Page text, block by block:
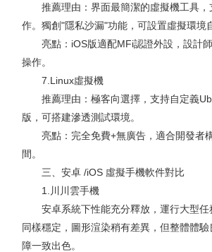
推薦理由：界面最簡潔的虛擬機工具，
作。獨創"隱私沙漏"功能，可設置虛擬環境
亮點：iOS版適配MFi認證外設，設計師
操作。
7.Linux虛擬機
推薦理由：極客向選擇，支持自定義
版，可搭建滲透測試環境。
亮點：完全免費+無廣告，適合開發者
間。
三、安卓 /iOS 虛擬手機軟件對比
1.川川雲手機
安卓系統下性能充分釋放，運行大型任
同樣穩定，圖形渲染稍有差異，但整體體
障一致出色。